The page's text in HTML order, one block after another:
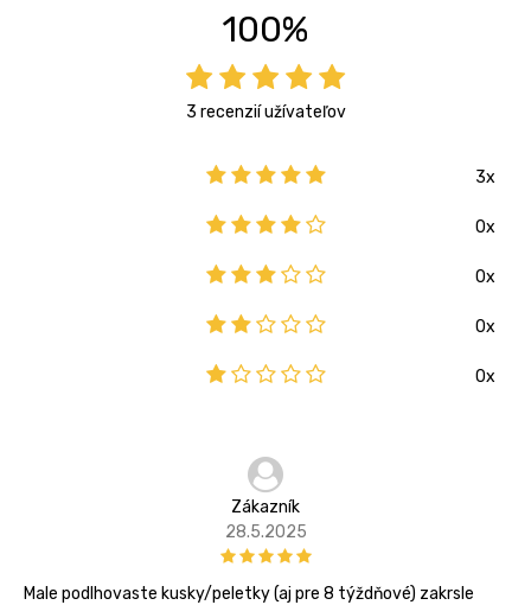
100%
3 recenzií užívateľov
3x
0x
0x
0x
0x
Zákazník
28.5.2025
Male podlhovaste kusky/peletky (aj pre 8 týždňové) zakrsle